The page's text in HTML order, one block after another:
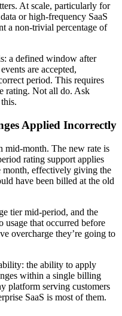
At scale, particularly for
or high-frequency SaaS
a non-trivial percentage of
a defined window after
are accepted,
period. This requires
rating. Not all do. Ask
Applied Incorrectly
mid-month. The new rate is
rating support applies
month, effectively giving the
have been billed at the old
tier mid-period, and the
usage that occurred before
overcharge they’re going to
the ability to apply
within a single billing
platform serving customers
SaaS is most of them.